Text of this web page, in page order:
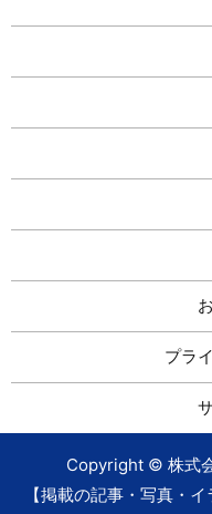
プラ
Copyright © 株式
【掲載の記事・写真・